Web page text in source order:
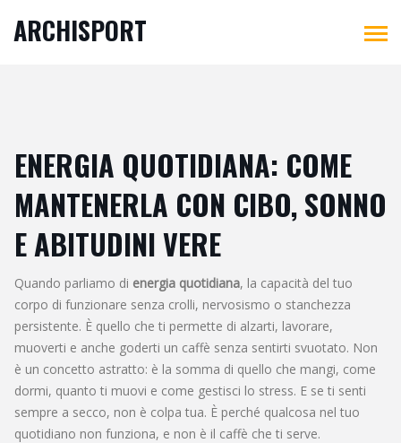
ARCHISPORT
ENERGIA QUOTIDIANA: COME
MANTENERLA CON CIBO, SONNO
E ABITUDINI VERE
Quando parliamo di energia quotidiana, la capacità del tuo
corpo di funzionare senza crolli, nervosismo o stanchezza
persistente. È quello che ti permette di alzarti, lavorare,
muoverti e anche goderti un caffè senza sentirti svuotato. Non
è un concetto astratto: è la somma di quello che mangi, come
dormi, quanto ti muovi e come gestisci lo stress. E se ti senti
sempre a secco, non è colpa tua. È perché qualcosa nel tuo
quotidiano non funziona, e non è il caffè che ti serve.